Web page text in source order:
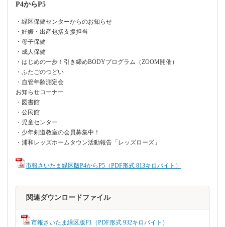
P4からP5
・緑区保健センターからのお知らせ
・妊娠・出産包括支援担当
・母子保健
・成人保健
・はじめの一歩！引き締めBODYプログラム（ZOOM開催）
・ふたごのつどい
・血管年齢測定会
お知らせコーナー
・図書館
・公民館
・児童センター
・少年剣道教室の会員募集中！
・浦和レッズホームタウン活動報告「レッズローズ」
市報さいたま緑区版P4からP5（PDF形式 813キロバイト）
関連ダウンロードファイル
市報さいたま緑区版P1（PDF形式 932キロバイト）